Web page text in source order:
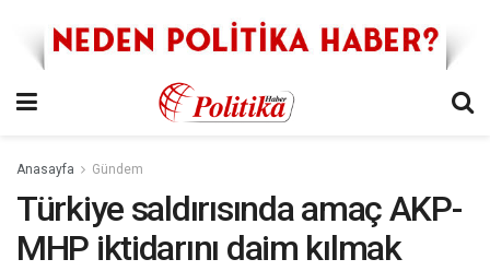
Anasayfa Gündem
Türkiye saldırısında amaç AKP-
MHP iktidarını daim kılmak